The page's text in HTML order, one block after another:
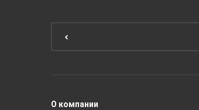
О компании